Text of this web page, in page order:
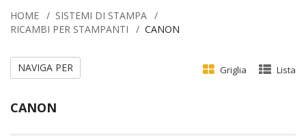
HOME
SISTEMI DI STAMPA
RICAMBI PER STAMPANTI
CANON
CANON
Griglia Lista
NAVIGA PER